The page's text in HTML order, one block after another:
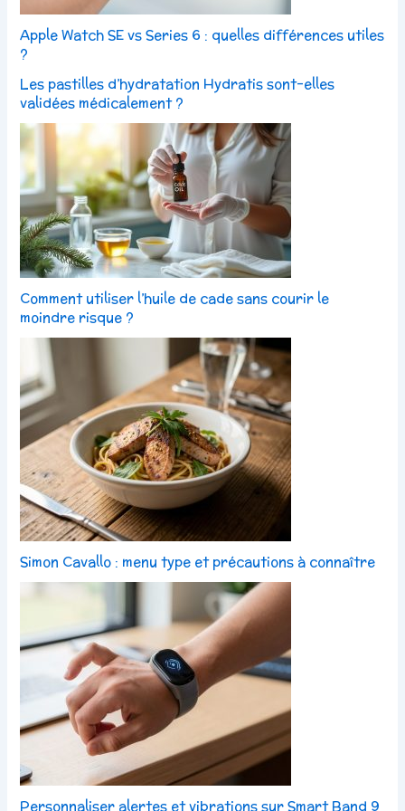
Apple Watch SE vs Series 6 : quelles différences utiles
?
Les pastilles d’hydratation Hydratis sont-elles
validées médicalement ?
Comment utiliser l’huile de cade sans courir le
moindre risque ?
Simon Cavallo : menu type et précautions à connaître
Personnaliser alertes et vibrations sur Smart Band 9